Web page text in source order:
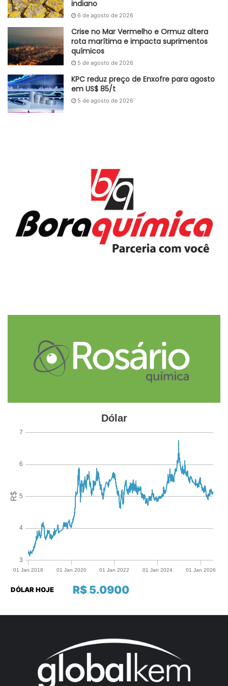
indiano
6 de agosto de 2026
Crise no Mar Vermelho e Ormuz altera
rota marítima e impacta suprimentos
químicos
5 de agosto de 2026
KPC reduz preço de Enxofre para agosto
em US$ 85/t
5 de agosto de 2026
R$ 5.0900
DÓLAR HOJE